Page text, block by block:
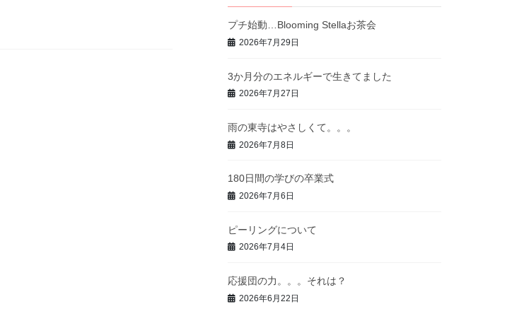
プチ始動…Blooming Stellaお茶会
2026年7月29日
3か月分のエネルギーで生きてました
2026年7月27日
雨の東寺はやさしくて。。。
2026年7月8日
180日間の学びの卒業式
2026年7月6日
ピーリングについて
2026年7月4日
応援団の力。。。それは？
2026年6月22日